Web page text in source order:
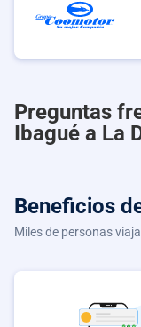
Preguntas
Ibagué a La
Beneficios
Miles de personas